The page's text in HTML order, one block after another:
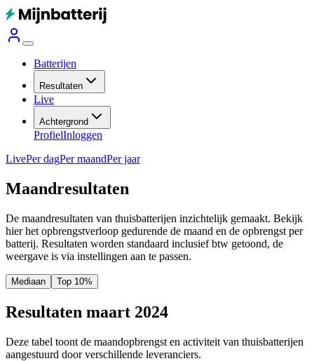
Batterijen
Resultaten
Live
Achtergrond
ProfielInloggen
LivePer dagPer maandPer jaar
Maandresultaten
De maandresultaten van thuisbatterijen inzichtelijk gemaakt. Bekijk
hier het opbrengstverloop gedurende de maand en de opbrengst per
batterij. Resultaten worden standaard inclusief btw getoond, de
weergave is via instellingen aan te passen.
Mediaan Top 10%
Resultaten maart 2024
Deze tabel toont de maandopbrengst en activiteit van thuisbatterijen
aangestuurd door verschillende leveranciers.